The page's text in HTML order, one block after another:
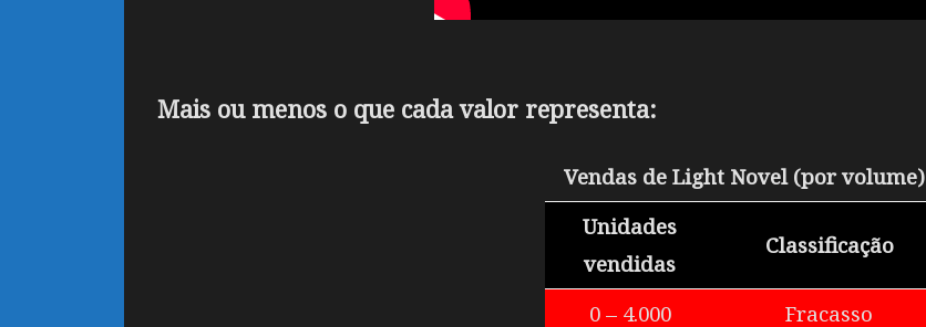
Mais ou menos o que cada valor representa:
Vendas de Light Novel (por volume)
Unidades
vendidas
Classificação
0 – 4.000 Fracasso